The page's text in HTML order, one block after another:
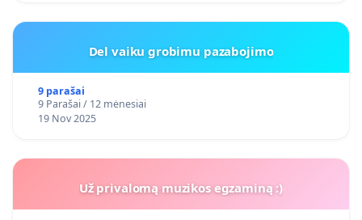
Del vaiku grobimu pazabojimo
9 parašai
9 Parašai / 12 mėnesiai
19 Nov 2025
Už privalomą muzikos egzaminą :)